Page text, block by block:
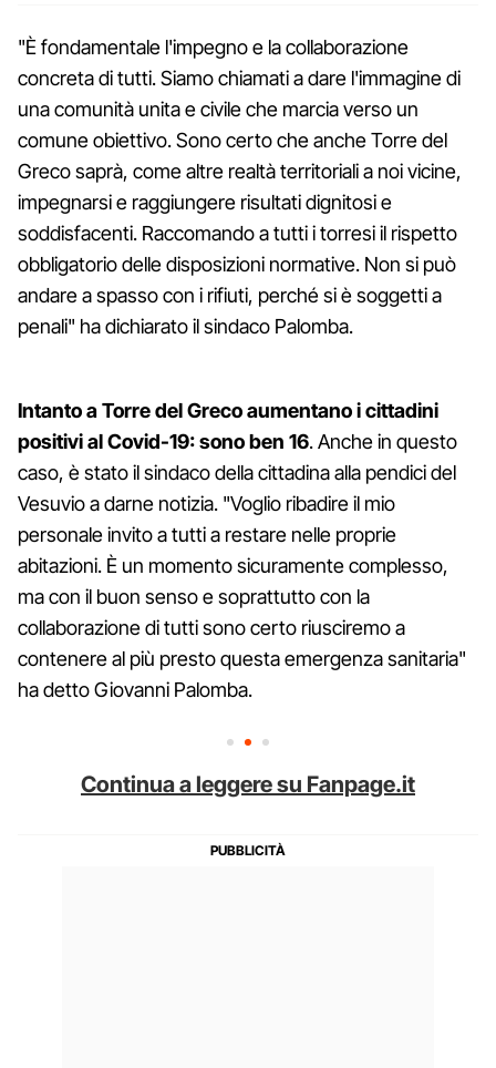
"È fondamentale l'impegno e la collaborazione
concreta di tutti. Siamo chiamati a dare l'immagine di
una comunità unita e civile che marcia verso un
comune obiettivo. Sono certo che anche Torre del
Greco saprà, come altre realtà territoriali a noi vicine,
impegnarsi e raggiungere risultati dignitosi e
soddisfacenti. Raccomando a tutti i torresi il rispetto
obbligatorio delle disposizioni normative. Non si può
andare a spasso con i rifiuti, perché si è soggetti a
penali" ha dichiarato il sindaco Palomba.
Intanto a Torre del Greco aumentano i cittadini
positivi al Covid-19: sono ben 16. Anche in questo
caso, è stato il sindaco della cittadina alla pendici del
Vesuvio a darne notizia. "Voglio ribadire il mio
personale invito a tutti a restare nelle proprie
abitazioni. È un momento sicuramente complesso,
ma con il buon senso e soprattutto con la
collaborazione di tutti sono certo riusciremo a
contenere al più presto questa emergenza sanitaria"
ha detto Giovanni Palomba.
Continua a leggere su Fanpage.it